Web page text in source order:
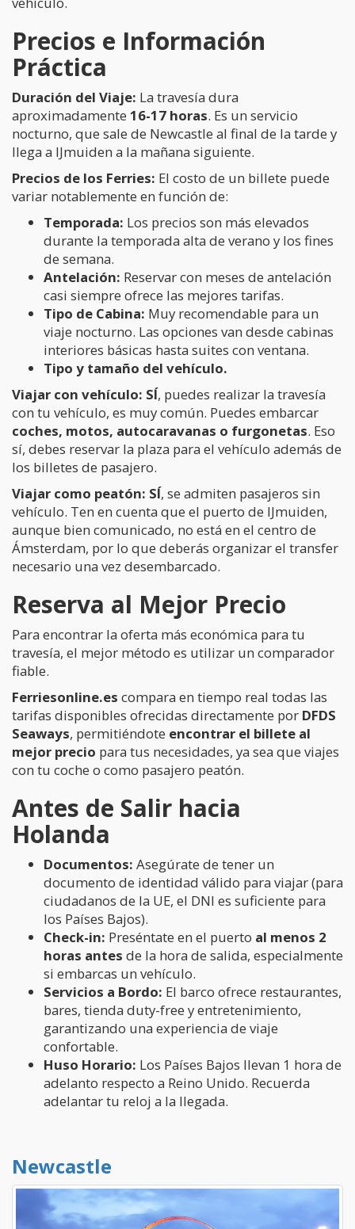
Precios e Información
Práctica
Duración del Viaje: La travesía dura
aproximadamente 16-17 horas. Es un servicio
nocturno, que sale de Newcastle al final de la tarde y
llega a IJmuiden a la mañana siguiente.
Precios de los Ferries: El costo de un billete puede
variar notablemente en función de:
Temporada: Los precios son más elevados
durante la temporada alta de verano y los fines
de semana.
Antelación: Reservar con meses de antelación
casi siempre ofrece las mejores tarifas.
Tipo de Cabina: Muy recomendable para un
viaje nocturno. Las opciones van desde cabinas
interiores básicas hasta suites con ventana.
Tipo y tamaño del vehículo.
Viajar con vehículo: SÍ, puedes realizar la travesía
con tu vehículo, es muy común. Puedes embarcar
coches, motos, autocaravanas o furgonetas. Eso
sí, debes reservar la plaza para el vehículo además de
los billetes de pasajero.
Viajar como peatón: SÍ, se admiten pasajeros sin
vehículo. Ten en cuenta que el puerto de IJmuiden,
aunque bien comunicado, no está en el centro de
Ámsterdam, por lo que deberás organizar el transfer
necesario una vez desembarcado.
Reserva al Mejor Precio
Para encontrar la oferta más económica para tu
travesía, el mejor método es utilizar un comparador
fiable.
Ferriesonline.es compara en tiempo real todas las
tarifas disponibles ofrecidas directamente por DFDS
Seaways, permitiéndote encontrar el billete al
mejor precio para tus necesidades, ya sea que viajes
con tu coche o como pasajero peatón.
Antes de Salir hacia
Holanda
Documentos: Asegúrate de tener un
documento de identidad válido para viajar (para
ciudadanos de la UE, el DNI es suficiente para
los Países Bajos).
Check-in: Preséntate en el puerto al menos 2
horas antes de la hora de salida, especialmente
si embarcas un vehículo.
Servicios a Bordo: El barco ofrece restaurantes,
bares, tienda duty-free y entretenimiento,
garantizando una experiencia de viaje
confortable.
Huso Horario: Los Países Bajos llevan 1 hora de
adelanto respecto a Reino Unido. Recuerda
adelantar tu reloj a la llegada.
Newcastle